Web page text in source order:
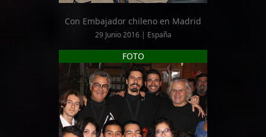
Con Embajador chileno en Madrid
29 Junio 2016 | España
FOTO